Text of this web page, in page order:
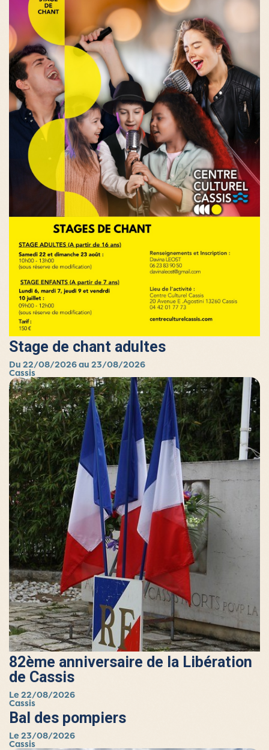
Stage de chant adultes
Du 22/08/2026 au 23/08/2026
Cassis
82ème anniversaire de la Libération
de Cassis
Le 22/08/2026
Cassis
Bal des pompiers
Le 23/08/2026
Cassis